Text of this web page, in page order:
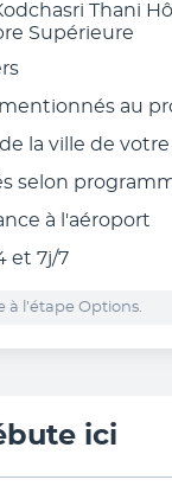
Thani
Supérieure
au
la ville de
selon
à l'aéroport
et 7j/7
à l’étape Options.
ici